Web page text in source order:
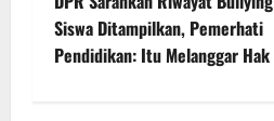
t
n
Siswa Ditampilkan, Pemerhati
Pendidikan: Itu Melanggar Hak